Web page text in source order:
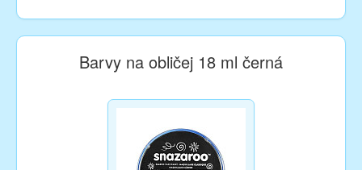
Barvy na obličej 18 ml černá